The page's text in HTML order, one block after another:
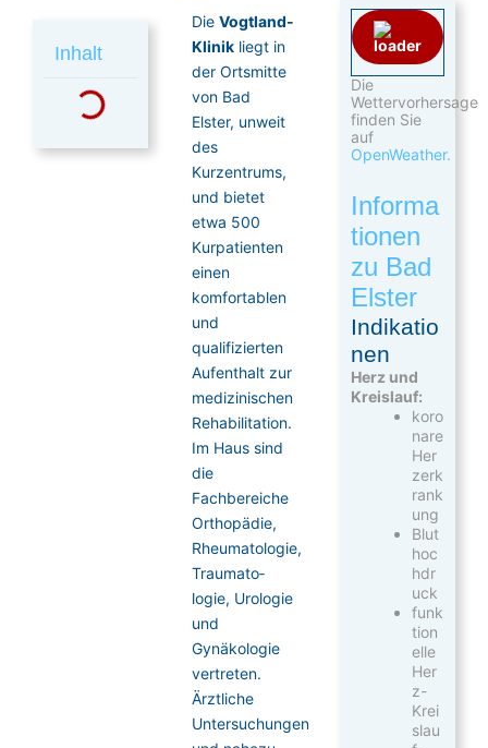
Inhalt
Die Vogtland-
Klinikliegt in
der Ortsmitte
von Bad
Elster, unweit
des
Kurzentrums,
und bietet
etwa 500
Kurpatienten
einen
komfortablen
und
qualifizierten
Aufenthalt zur
medizinischen
Rehabilitation.
Im Haus sind
die
Fachbereiche
Orthopädie,
Rheumatologie,
Traumato­
logie, Urologie
und
Gynäkologie
vertreten.
Ärztliche
Untersuchungen
Die
Wettervorhersage
finden Sie
auf
OpenWeather.
Informa
tionen
zu Bad
Elster
Indikatio
nen
Herz und
Kreislauf:
koro
nare
Her
zerk
rank
ung
Blut
hoc
hdr
uck
funk
tion
elle
Her
z-
Krei
slau